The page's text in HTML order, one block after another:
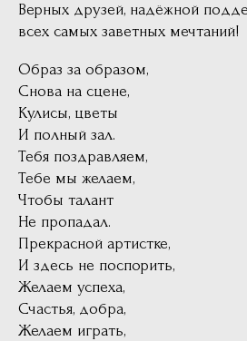
Верных друзей, надёжной
всех самых заветных мечтаний!
Образ за образом,
Снова на сцене,
Кулисы, цветы
И полный зал.
Тебя поздравляем,
Тебе мы желаем,
Чтобы талант
Не пропадал.
Прекрасной артистке,
И здесь не поспорить,
Желаем успеха,
Счастья, добра,
Желаем играть,